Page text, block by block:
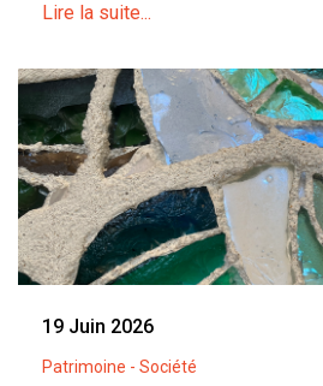
Lire la suite...
19 Juin 2026
Patrimoine - Société